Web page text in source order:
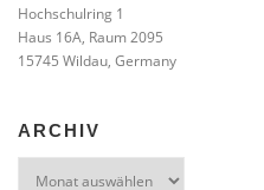
Hochschulring 1
Haus 16A, Raum 2095
15745 Wildau, Germany
ARCHIV